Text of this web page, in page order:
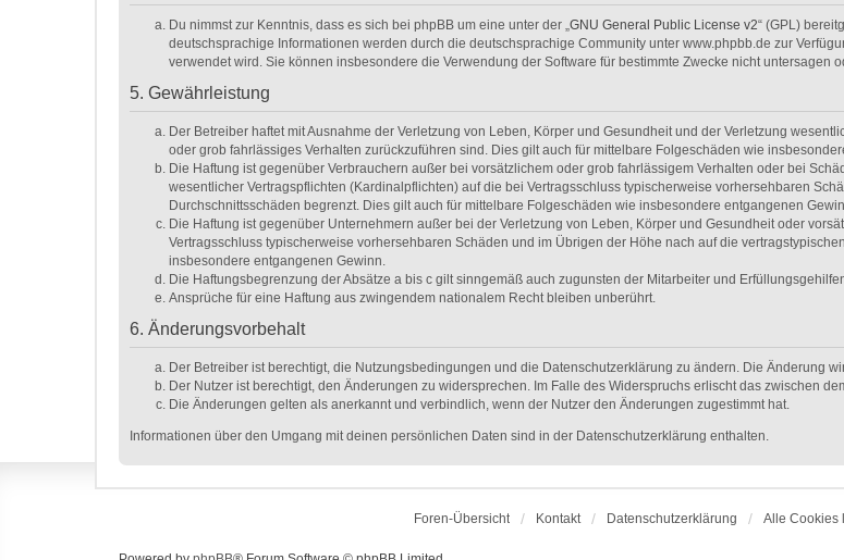
Du nimmst zur Kenntnis, dass es sich bei phpBB um eine unter der „GNU General Public License v2“ (GPL)
deutschsprachige Informationen werden durch die deutschsprachige Community unter www.phpbb.de zur
verwendet wird. Sie können insbesondere die Verwendung der Software für bestimmte Zwecke nicht untersagen
5. Gewährleistung
Der Betreiber haftet mit Ausnahme der Verletzung von Leben, Körper und Gesundheit und der Verletzung
oder grob fahrlässiges Verhalten zurückzuführen sind. Dies gilt auch für mittelbare Folgeschäden wie
Die Haftung ist gegenüber Verbrauchern außer bei vorsätzlichem oder grob fahrlässigem Verhalten oder bei
wesentlicher Vertragspflichten (Kardinalpflichten) auf die bei Vertragsschluss typischerweise vorhersehbaren
Durchschnittsschäden begrenzt. Dies gilt auch für mittelbare Folgeschäden wie insbesondere entgangenen
Die Haftung ist gegenüber Unternehmern außer bei der Verletzung von Leben, Körper und Gesundheit oder
Vertragsschluss typischerweise vorhersehbaren Schäden und im Übrigen der Höhe nach auf die
insbesondere entgangenen Gewinn.
Die Haftungsbegrenzung der Absätze a bis c gilt sinngemäß auch zugunsten der Mitarbeiter und
Ansprüche für eine Haftung aus zwingendem nationalem Recht bleiben unberührt.
6. Änderungsvorbehalt
Der Betreiber ist berechtigt, die Nutzungsbedingungen und die Datenschutzerklärung zu ändern. Die Änderung
Der Nutzer ist berechtigt, den Änderungen zu widersprechen. Im Falle des Widerspruchs erlischt das zwischen
Die Änderungen gelten als anerkannt und verbindlich, wenn der Nutzer den Änderungen zugestimmt hat.
Informationen über den Umgang mit deinen persönlichen Daten sind in der Datenschutzerklärung enthalten.
Foren-Übersicht Kontakt Datenschutzerklärung Alle Cookies